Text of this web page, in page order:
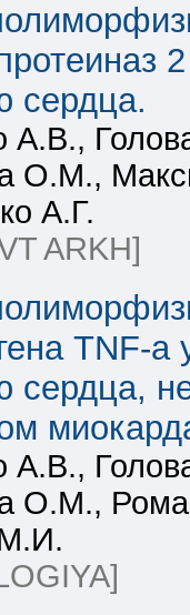
сердца.
А.В.,
О.М.,
А.Г.
ARKH]
TNF-
сердца,
А.В.,
О.М.,